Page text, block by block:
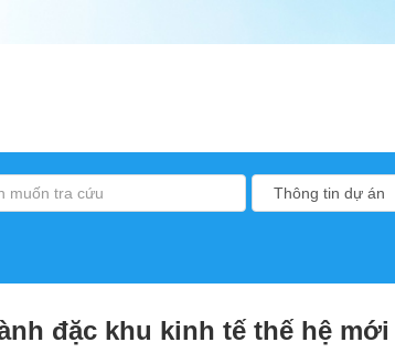
đặc khu kinh tế thế hệ mới